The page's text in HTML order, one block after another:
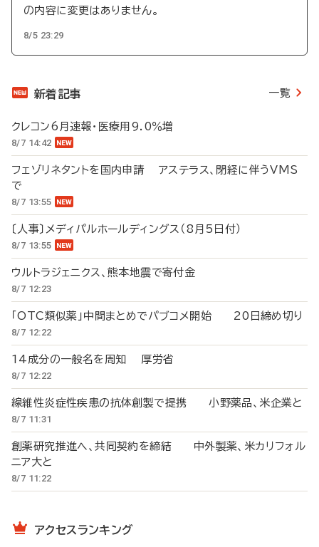
の内容に変更はありません。
8/5 23:29
新着記事 一覧
クレコン6月速報・医療用9.0％増
8/7 14:42
フェゾリネタントを国内申請 アステラス、閉経に伴うVMS
で
8/7 13:55
〔人事〕メディパルホールディングス（8月5日付）
8/7 13:55
ウルトラジェニクス、熊本地震で寄付金
8/7 12:23
「OTC類似薬」中間まとめでパブコメ開始 20日締め切り
8/7 12:22
14成分の一般名を周知 厚労省
8/7 12:22
線維性炎症性疾患の抗体創製で提携 小野薬品、米企業と
8/7 11:31
創薬研究推進へ、共同契約を締結 中外製薬、米カリフォル
ニア大と
8/7 11:22
アクセスランキング